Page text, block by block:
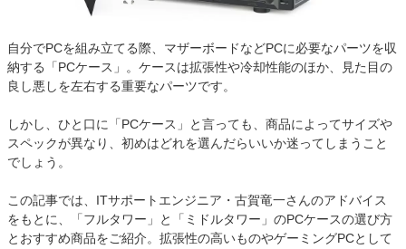
自分でPCを組み立てる際、マザーボードなどPCに必要なパーツを収
納する「PCケース」。ケースは拡張性や冷却性能のほか、見た目の
良し悪しを左右する重要なパーツです。
しかし、ひと口に「PCケース」と言っても、商品によってサイズや
スペックが異なり、初めはどれを選んだらいいか迷ってしまうこと
でしょう。
この記事では、ITサポートエンジニア・古賀竜一さんのアドバイス
をもとに、「フルタワー」と「ミドルタワー」のPCケースの選び方
とおすすめ商品をご紹介。拡張性の高いものやゲーミングPCとして